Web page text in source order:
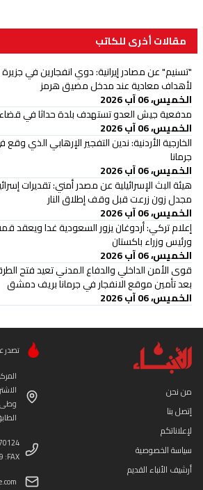
مقالات أخرى للكاتب
"تسنيم" عن مصادر إيرانية: دوي انفجارين في
لأهداف معادية عند مدخل مضيق هرمز
الخميس، 06 آب 2026
‏مدفعية جيش العدو تستهدف بلدة حداثا في قضاء
الخميس، 06 آب 2026
الخارجية الأردنية: ندين التفجير الإرهابي الذي
جرمانا
الخميس، 06 آب 2026
هيئة البث الإسرائيلية عن مصدر أمني: تقديرات
مجدل زون زرعت قبل وقف إطلاق النار
الخميس، 06 آب 2026
إعلام تركي: أردوغان يزور السعودية غدا ويعقد
ورئيس وزراء باكستان
الخميس، 06 آب 2026
قوى الأمن الداخلي والدفاع المدني تعيد فتح
بعد تأمين موقع الانفجار في جرمانا بريف دمشق
الخميس، 06 آب 2026
من نحن
إتصل بنا
لإعلاناتكم
سياسة الخصوصية
أرشيف الأنباء القديم
تصدر
وطى
:FAX